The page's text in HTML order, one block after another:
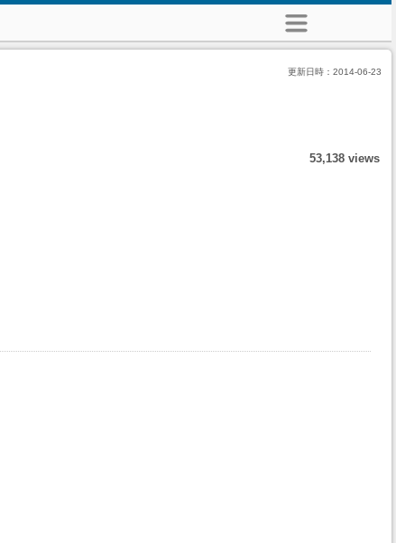
更新日時： 2014-06-23
53,138 views